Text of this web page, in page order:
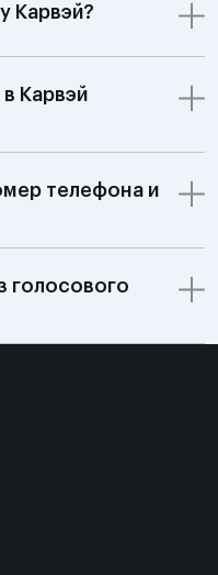
Карвэй?
Карвэй
телефона и
голосового